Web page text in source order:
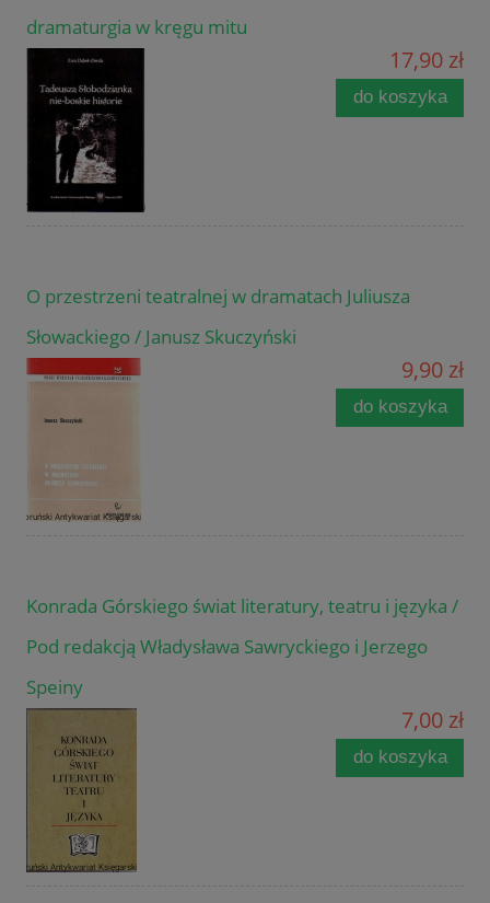
dramaturgia w kręgu mitu
17,90 zł
do koszyka
O przestrzeni teatralnej w dramatach Juliusza
Słowackiego / Janusz Skuczyński
9,90 zł
do koszyka
Konrada Górskiego świat literatury, teatru i języka /
Pod redakcją Władysława Sawryckiego i Jerzego
Speiny
7,00 zł
do koszyka